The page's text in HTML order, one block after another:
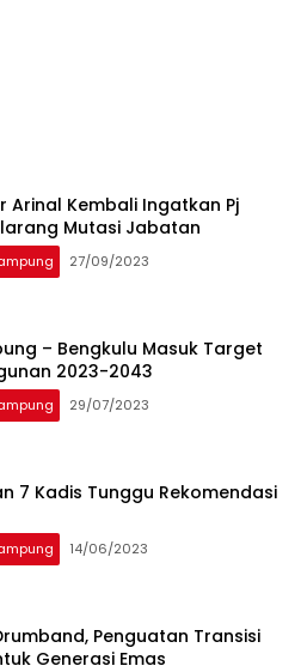
Arinal Kembali Ingatkan Pj
Mutasi Jabatan
27/09/2023
– Bengkulu Masuk Target
2023-2043
29/07/2023
7 Kadis Tunggu Rekomendasi
14/06/2023
Penguatan Transisi
Generasi Emas